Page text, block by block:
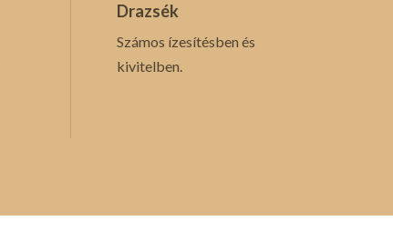
Drazsék
Számos ízesítésben és
kivitelben.